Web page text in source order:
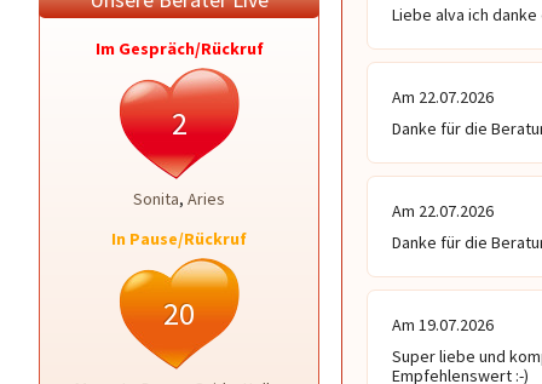
Im Gespräch/Rückruf
2
Sonita, Aries
In Pause/Rückruf
20
Liebe alva ich
Am 22.07.2026
Danke für die
Am 22.07.2026
Danke für die
Am 19.07.2026
Super liebe und
Empfehlenswert :-)